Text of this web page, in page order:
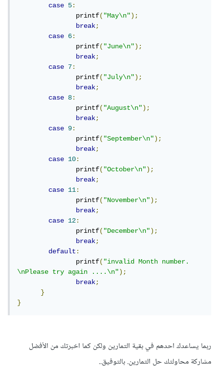
case
5:
	       printf
("May\n");
break;
case
6:
	       printf
("June\n");
break;
case
7:
	       printf
("July\n");
break;
case
8:
	       printf
("August\n");
break;
case
9:
	       printf
("September\n");
break;
case
10:
	       printf
("October\n");
break;
case
11:
	       printf
("November\n");
break;
case
12:
	       printf
("December\n");
break;
default:
	       printf
("invalid Month number.
\nPlease try again ....\n");
break;
}
}
ربما يساعدك احدهم في بقية التمارين ولكن كما اخبرتك من الأفضل
مشاركة محاولتك حل التمارين. بالتوفيق..